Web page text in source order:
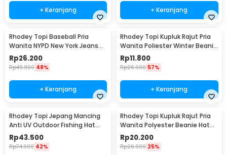
+ Keranjang + Keranjang
Rhodey Topi Baseball Pria
Wanita NYPD New York Jeans
Polyester Cap - S8R
Rp26.200
Rp49.900 48%
+ Keranjang
Rhodey Topi Kupluk Rajut Pria
Wanita Poliester Winter Beanie
Hat - R54
Rp11.800
Rp26.900 57%
+ Keranjang
Rhodey Topi Jepang Mancing
Anti UV Outdoor Fishing Hat
Nylon - MH011
Rp43.500
Rp74.900 42%
Rhodey Topi Kupluk Rajut Pria
Wanita Polyester Beanie Hat
Winter - EC002
Rp20.200
Rp26.900 25%